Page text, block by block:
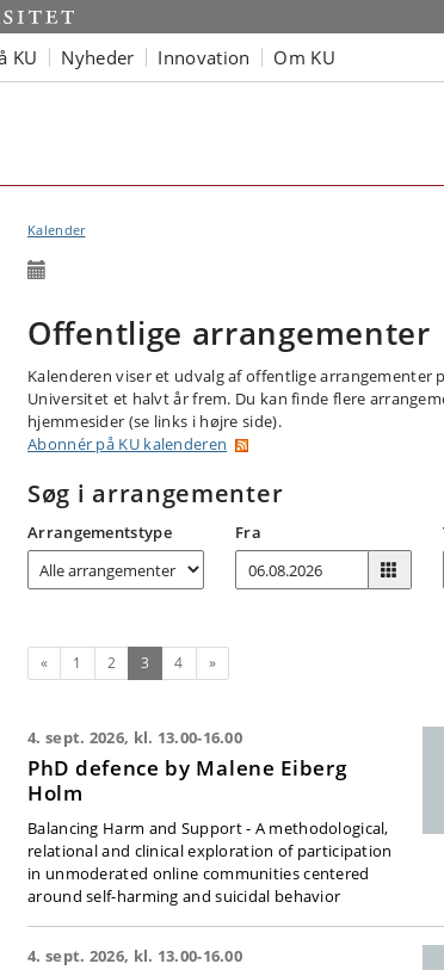
KU Nyheder Innovation Om KU
Kalender
Offentlige arrangementer
Kalenderen viser et udvalg af offentlige arrangementer
Universitet et halvt år frem. Du kan finde flere
hjemmesider (se links i højre side).
Abonnér på KU kalenderen
Søg i arrangementer
Arrangementstype Fra
Forrige
« 1 2 3 (nuværende)
4 Næste
»
4. sept. 2026, kl. 13.00-16.00
PhD defence by Malene Eiberg
Holm
Balancing Harm and Support - A methodological,
relational and clinical exploration of participation
in unmoderated online communities centered
around self-harming and suicidal behavior
4. sept. 2026, kl. 13.00-16.00